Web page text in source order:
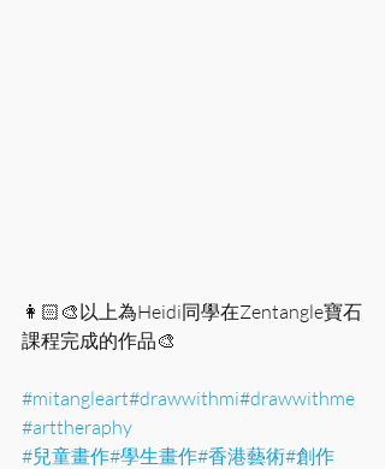
👩🏻‍🎨以上為Heidi同學在Zentangle寶石
課程完成的作品🎨
#mitangleart#drawwithmi#drawwithme
#arttheraphy
#兒童畫作#學生畫作#香港藝術#創作